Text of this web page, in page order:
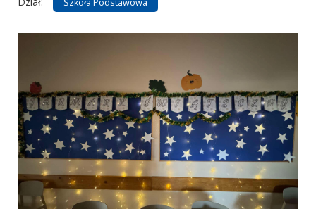
Szkoła Podstawowa